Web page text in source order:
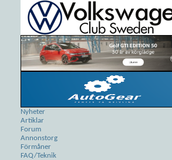
Nyheter
Artiklar
Forum
Annonstorg
Förmåner
FAQ/Teknik